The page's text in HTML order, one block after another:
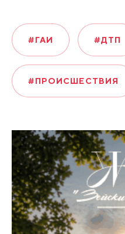
#ГАИ #ДТП
#ПРОИСШЕСТВИЯ